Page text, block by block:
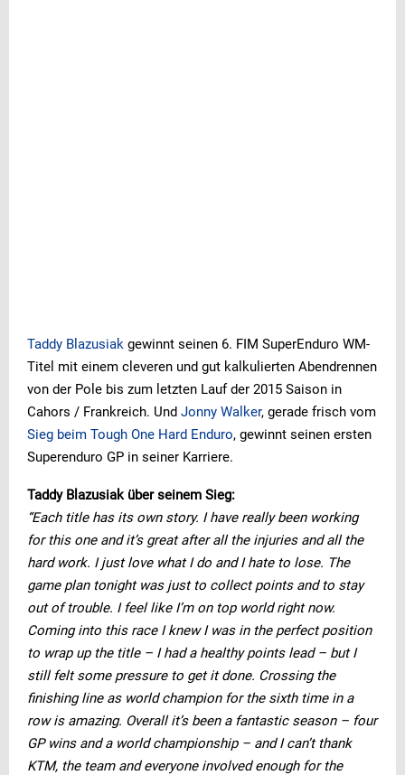
Taddy Blazusiak gewinnt seinen 6. FIM SuperEnduro WM-
Titel mit einem cleveren und gut kalkulierten Abendrennen
von der Pole bis zum letzten Lauf der 2015 Saison in
Cahors / Frankreich. Und Jonny Walker, gerade frisch vom
Sieg beim Tough One Hard Enduro, gewinnt seinen ersten
Superenduro GP in seiner Karriere.
Taddy Blazusiak über seinem Sieg:
“Each title has its own story. I have really been working
for this one and it’s great after all the injuries and all the
hard work. I just love what I do and I hate to lose. The
game plan tonight was just to collect points and to stay
out of trouble. I feel like I’m on top world right now.
Coming into this race I knew I was in the perfect position
to wrap up the title – I had a healthy points lead – but I
still felt some pressure to get it done. Crossing the
finishing line as world champion for the sixth time in a
row is amazing. Overall it’s been a fantastic season – four
GP wins and a world championship – and I can’t thank
KTM, the team and everyone involved enough for the